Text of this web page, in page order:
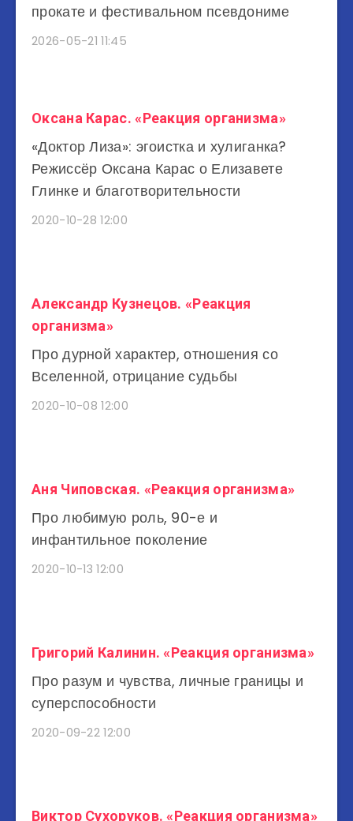
Виктор Сухоруков. «Реакция организма»
Григорий Калинин. «Реакция организма»
Про разум и чувства, личные границы и
суперспособности
2020-09-22 12:00
Аня Чиповская. «Реакция организма»
Про любимую роль, 90-е и
инфантильное поколение
2020-10-13 12:00
Александр Кузнецов. «Реакция
организма»
Про дурной характер, отношения со
Вселенной, отрицание судьбы
2020-10-08 12:00
Оксана Карас. «Реакция организма»
«Доктор Лиза»: эгоистка и хулиганка?
Режиссёр Оксана Карас о Елизавете
Глинке и благотворительности
2020-10-28 12:00
прокате и фестивальном псевдониме
2026-05-21 11:45